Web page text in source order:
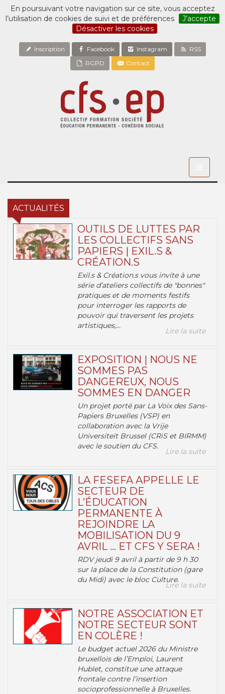
En poursuivant votre navigation sur ce site, vous acceptez
l’utilisation de cookies de suivi et de préférences
J’accepte
Désactiver les cookies
Inscription Facebook Instagram
RSS
RGPD
Contact
ACTUALITÉS
OUTILS DE LUTTES PAR
LES COLLECTIFS SANS
PAPIERS | EXIL.S &
CRÉATION.S
Exil.s & Création.s vous invite à une
série d’ateliers collectifs de "bonnes"
pratiques et de moments festifs
pour interroger les rapports de
pouvoir qui traversent les projets
artistiques,...
Lire la suite
EXPOSITION | NOUS NE
SOMMES PAS
DANGEREUX, NOUS
SOMMES EN DANGER
Un projet porté par La Voix des Sans-
Papiers Bruxelles (VSP) en
collaboration avec la Vrije
Universiteit Brussel (CRiS et BIRMM)
avec le soutien du CFS.
Lire la suite
LA FESEFA APPELLE LE
SECTEUR DE
L’ÉDUCATION
PERMANENTE À
REJOINDRE LA
MOBILISATION DU 9
AVRIL … ET CFS Y SERA !
RDV jeudi 9 avril à partir de 9 h 30
sur la place de la Constitution (gare
du Midi) avec le bloc Culture.
Lire la suite
NOTRE ASSOCIATION ET
NOTRE SECTEUR SONT
EN COLÈRE !
Le budget actuel 2026 du Ministre
bruxellois de l’Emploi, Laurent
Hublet, constitue une attaque
frontale contre l’insertion
socioprofessionnelle à Bruxelles.